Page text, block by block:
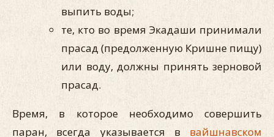
выпить воды;
те, кто во время Экадаши принимали
прасад (предолженную Кришне пищу)
или воду, должны принять зерновой
прасад.
Время, в которое необходимо совершить
паран, всегда указывается в вайшнавском